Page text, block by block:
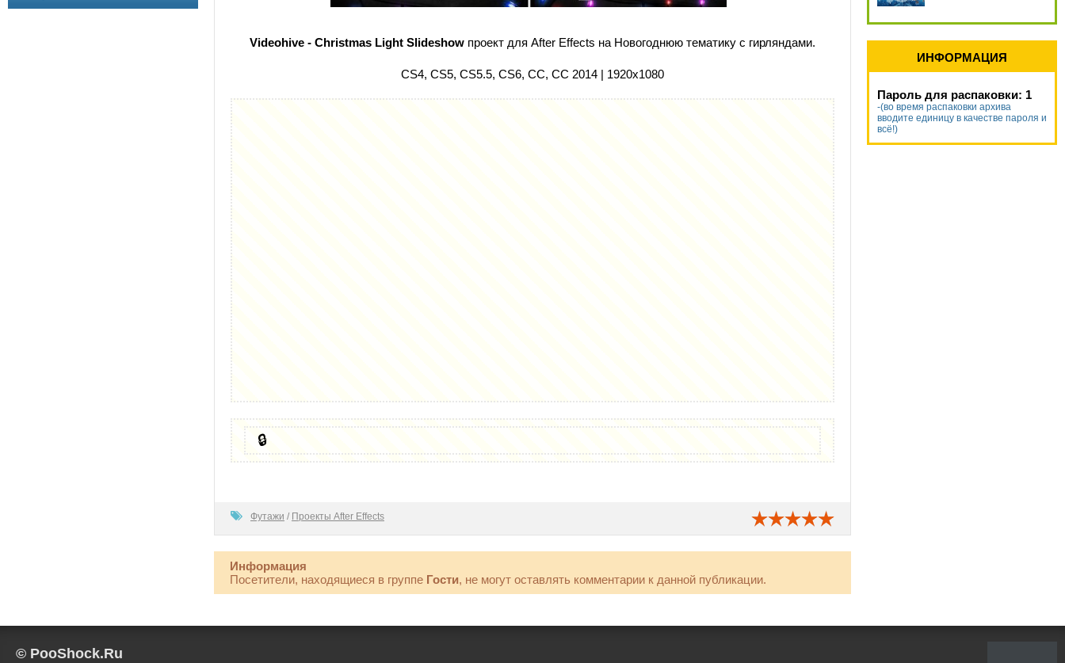
Videohive - Christmas Light Slideshow проект для After Effects на Новогоднюю тематику с гирляндами.
CS4, CS5, CS5.5, CS6, CC, CC 2014 | 1920x1080
🔒
Футажи / Проекты After Effects
Информация
Посетители, находящиеся в группе Гости, не могут оставлять комментарии к данной публикации.
ИНФОРМАЦИЯ
Пароль для распаковки: 1
-(во время распаковки архива
вводите единицу в качестве пароля и
всё!)
© PooShock.Ru